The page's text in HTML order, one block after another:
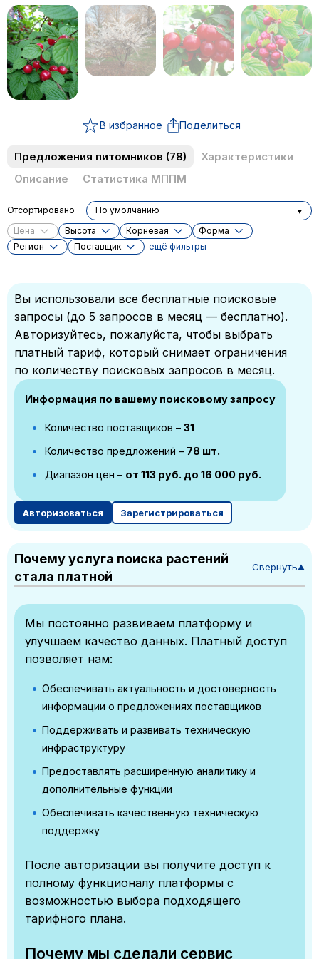
В избранное Поделиться
Предложения питомников (78)
Характеристики
Описание
Статистика МППМ
Цена Высота Корневая
Форма
Регион
Поставщик ещё фильтры
Отсортировано По умолчанию
Вы использовали все бесплатные поисковые
запросы (до 5 запросов в месяц — бесплатно).
Авторизуйтесь, пожалуйста, чтобы выбрать
платный тариф, который снимает ограничения
по количеству поисковых запросов в месяц.
Информация по вашему поисковому запросу
Количество поставщиков – 31
Количество предложений – 78 шт.
Диапазон цен – от 113 руб. до 16 000 руб.
Авторизоваться Зарегистрироваться
Почему услуга поиска растений
стала платной
Свернуть▼
Мы постоянно развиваем платформу и
улучшаем качество данных. Платный доступ
позволяет нам:
Обеспечивать актуальность и достоверность
информации о предложениях поставщиков
Поддерживать и развивать техническую
инфраструктуру
Предоставлять расширенную аналитику и
дополнительные функции
Обеспечивать качественную техническую
поддержку
После авторизации вы получите доступ к
полному функционалу платформы с
возможностью выбора подходящего
тарифного плана.
Почему мы сделали сервис